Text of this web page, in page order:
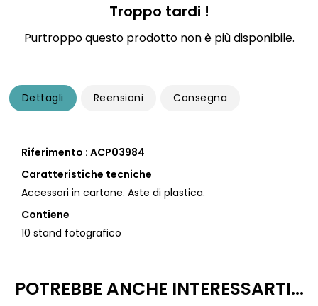
Troppo tardi !
Purtroppo questo prodotto non è più disponibile.
Dettagli Reensioni Consegna
Riferimento : ACP03984
Caratteristiche tecniche
Accessori in cartone. Aste di plastica.
Contiene
10 stand fotografico
POTREBBE ANCHE INTERESSARTI...